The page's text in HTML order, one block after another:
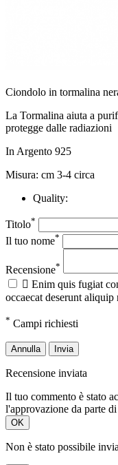
Ciondolo in tormalina
La Tormalina aiuta a
protegge dalle radiazioni
In Argento 925
Misura: cm 3-4 circa
Quality:
Titolo*
Il tuo nome*
Recensione*
 Enim quis fugiat
occaecat deserunt aliquip
* Campi richiesti
Annulla Invia
Recensione inviata
Il tuo commento è stato
l'approvazione da parte
OK
Non è stato possibile